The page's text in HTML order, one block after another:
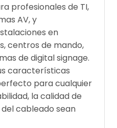
profesionales de TI,
AV, y
en
centros de mando,
de digital signage.
características
para cualquier
la calidad de
cableado sean